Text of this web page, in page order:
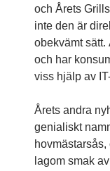
och Årets
inte den är
obekvämt
och har
viss hjälp av
Årets andra
genialiskt
lagom smak